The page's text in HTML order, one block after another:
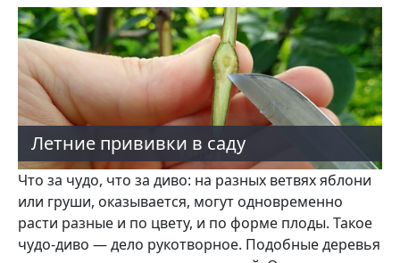
Летние прививки в саду
Что за чудо, что за диво: на разных ветвях яблони
или гру­ши, оказывается, могут одно­временно
расти разные и по цвету, и по форме плоды. Такое
чудо-диво — дело ру­котворное. Подобные деревья